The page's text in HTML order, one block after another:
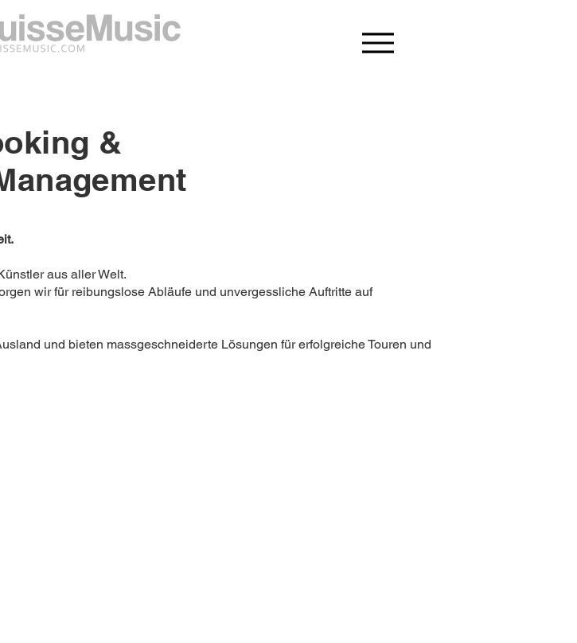
&
aus aller Welt.
wir für reibungslose Abläufe und unvergessliche Auftritte auf
und bieten massgeschneiderte Lösungen für erfolgreiche Touren und